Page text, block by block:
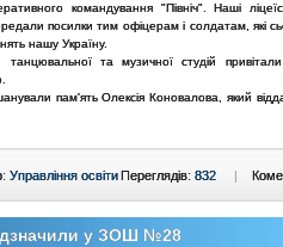
командування "Північ". Наші
посилки тим офіцерам і солдатам, які
нашу Україну.
танцювальної та музичної студій привітали
пам'ять Олексія Коновалова, який
Управління освітиПереглядів: 832 |
у ЗОШ №28